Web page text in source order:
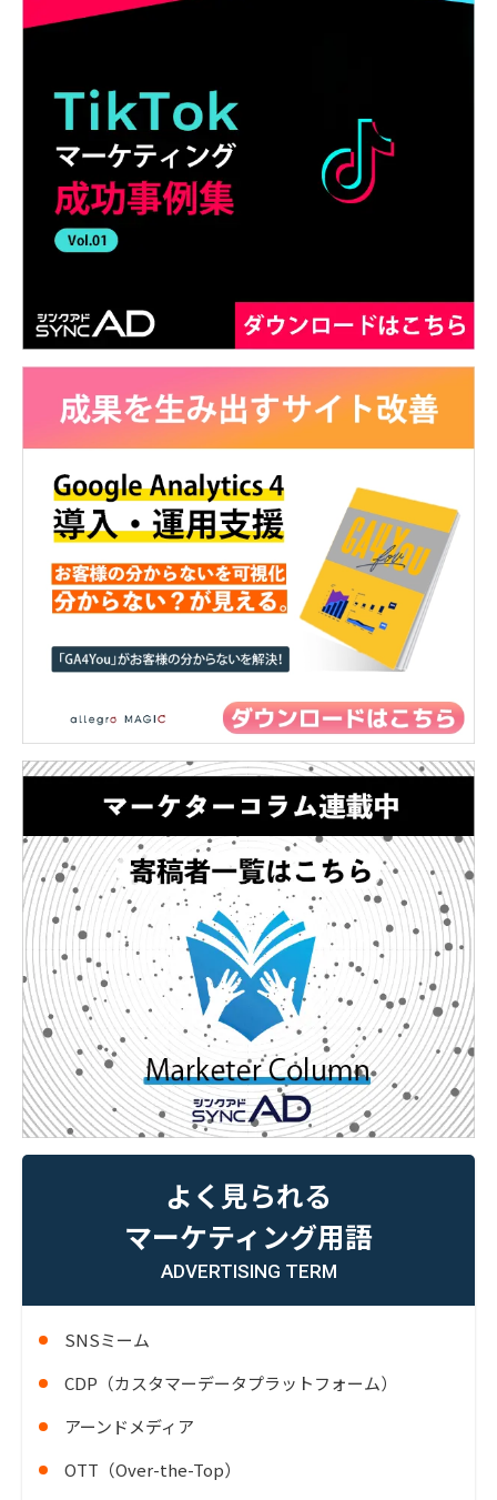
よく見られる
マーケティング用語
ADVERTISING TERM
SNSミーム
CDP（カスタマーデータプラットフォーム）
アーンドメディア
OTT（Over-the-Top）